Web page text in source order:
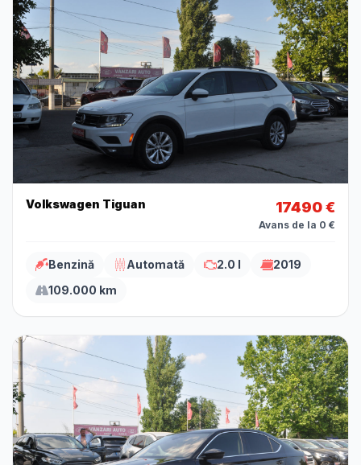
Volkswagen Tiguan 17490 €
Avans de la 0 €
Benzină Automată 2.0 l
2019
109.000 km